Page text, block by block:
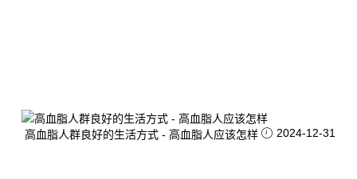
高血脂人群良好的生活方式 - 高血脂人应该怎样 2024-12-31